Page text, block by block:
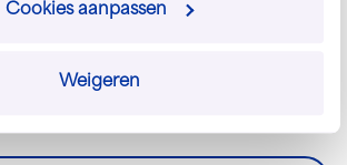
Cookies aanpassen
Weigeren
Stuur een e-mail